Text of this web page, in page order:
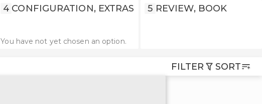
4 CONFIGURATION, EXTRAS
You have not yet chosen an option.
5 REVIEW, BOOK
FILTER SORT